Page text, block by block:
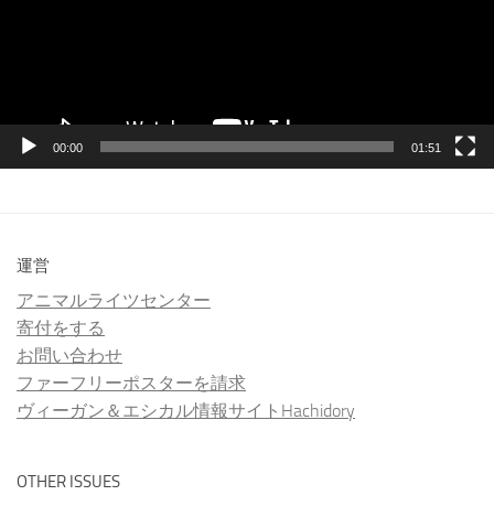
00:00 01:51
運営
アニマルライツセンター
寄付をする
お問い合わせ
ファーフリーポスターを請求
ヴィーガン＆エシカル情報サイトHachidory
OTHER ISSUES